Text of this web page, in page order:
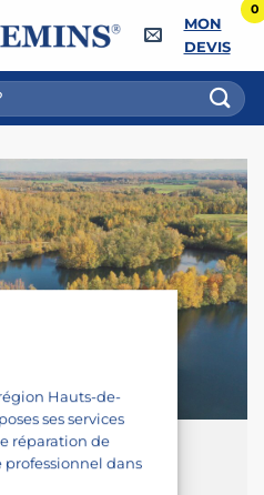
MON
DEVIS
0
Hauts-de-
ses services
réparation de
dans